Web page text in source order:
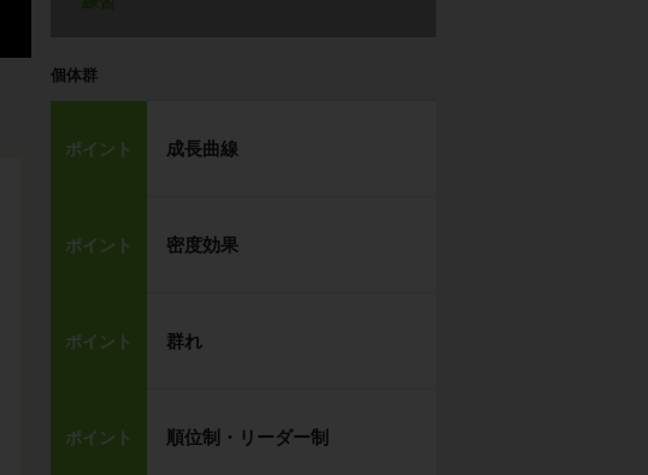
個体群
ポイント 成長曲線
ポイント 密度効果
ポイント 群れ
ポイント 順位制・リーダー制